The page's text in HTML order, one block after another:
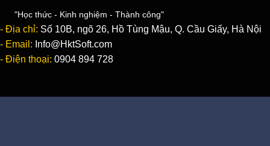
"Học thức - Kinh nghiệm - Thành công"
- Địa chỉ: Số 10B, ngõ 26, Hồ Tùng Mậu, Q. Cầu Giấy, Hà Nội
- Email: Info@HktSoft.com
- Điện thoại: 0904 894 728